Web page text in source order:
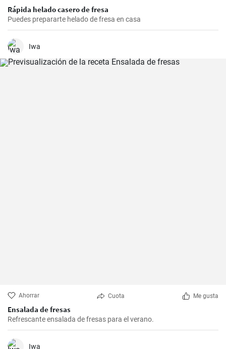
Rápida helado casero de fresa
Puedes prepararte helado de fresa en casa
Iwa
Ahorrar Cuota Me gusta
Ensalada de fresas
Refrescante ensalada de fresas para el verano.
Iwa